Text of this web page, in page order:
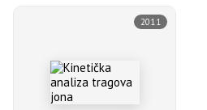
2011